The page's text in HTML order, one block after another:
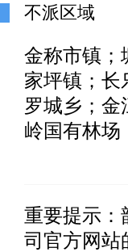
不派区域
金称市镇；
家坪镇；长
罗城乡；金
岭国有林场
重要提示：
司官方网站